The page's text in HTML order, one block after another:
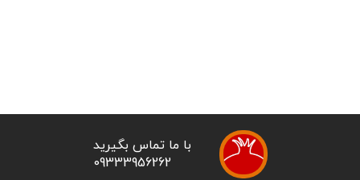
با ما تماس بگیرید
09333956262